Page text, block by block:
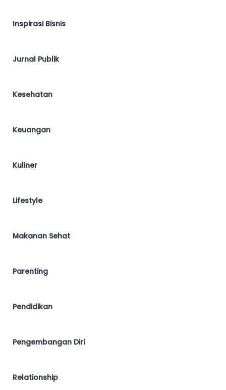
Inspirasi Bisnis
Jurnal Publik
Kesehatan
Keuangan
Kuliner
Lifestyle
Makanan Sehat
Parenting
Pendidikan
Pengembangan Diri
Relationship